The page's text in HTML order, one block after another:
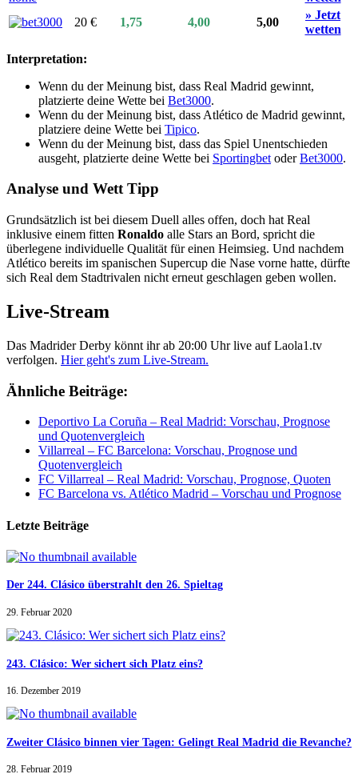
20 €
1,75 4,00 5,00
» Jetzt
wetten
Interpretation:
Wenn du der Meinung bist, dass Real Madrid gewinnt,
platzierte deine Wette bei Bet3000.
Wenn du der Meinung bist, dass Atlético de Madrid gewinnt,
platziere deine Wette bei Tipico.
Wenn du der Meinung bist, dass das Spiel Unentschieden
ausgeht, platzierte deine Wette bei Sportingbet oderBet3000.
Analyse und Wett Tipp
Grundsätzlich ist bei diesem Duell alles offen, doch hat Real
inklusive einem fitten Ronaldo alle Stars an Bord, spricht die
überlegene individuelle Qualität für einen Heimsieg. Und nachdem
Atlético bereits im spanischen Supercup die Nase vorne hatte, dürfte
sich Real dem Stadtrivalen nicht erneut geschlagen geben wollen.
Live-Stream
Das Madrider Derby könnt ihr ab 20:00 Uhr live auf Laola1.tv
verfolgen. Hier geht's zum Live-Stream.
Ähnliche Beiträge:
Deportivo La Coruña – Real Madrid: Vorschau, Prognose
und Quotenvergleich
Villarreal – FC Barcelona: Vorschau, Prognose und
Quotenvergleich
FC Villarreal – Real Madrid: Vorschau, Prognose, Quoten
FC Barcelona vs. Atlético Madrid – Vorschau und Prognose
Letzte Beiträge
Der 244. Clásico überstrahlt den 26. Spieltag
29. Februar 2020
243. Clásico: Wer sichert sich Platz eins?
16. Dezember 2019
Zweiter Clásico binnen vier Tagen: Gelingt Real Madrid die Revanche?
28. Februar 2019